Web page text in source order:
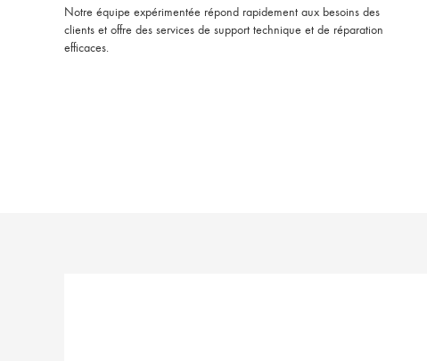
Notre équipe expérimentée répond rapidement aux besoins des
clients et offre des services de support technique et de réparation
efficaces.